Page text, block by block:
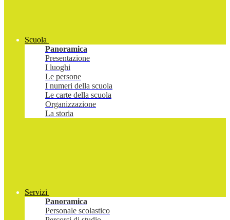
Scuola
Panoramica
Presentazione
I luoghi
Le persone
I numeri della scuola
Le carte della scuola
Organizzazione
La storia
Servizi
Panoramica
Personale scolastico